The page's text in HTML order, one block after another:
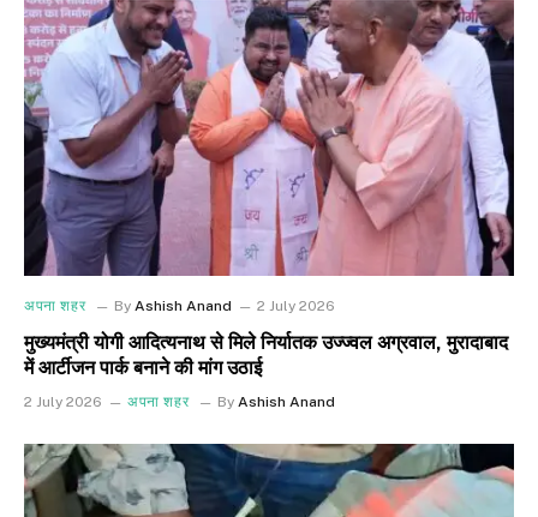
अपना शहर By Ashish Anand 2 July 2026
मुख्यमंत्री योगी आदित्यनाथ से मिले निर्यातक उज्ज्वल अग्रवाल, मुरादाबाद
में आर्टीजन पार्क बनाने की मांग उठाई
2 July 2026 अपना शहर By Ashish Anand